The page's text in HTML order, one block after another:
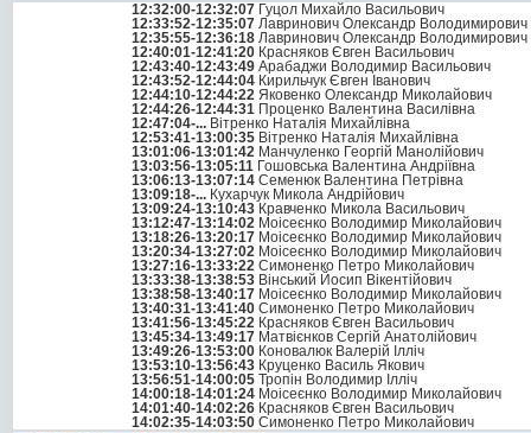
12:32:00-12:32:07 Гуцол Михайло Васильович
12:33:52-12:35:07 Лавринович Олександр Володимирович
12:35:55-12:36:18 Лавринович Олександр Володимирович
12:40:01-12:41:20 Красняков Євген Васильович
12:43:40-12:43:49 Арабаджи Володимир Васильович
12:43:52-12:44:04 Кирильчук Євген Іванович
12:44:10-12:44:22 Яковенко Олександр Миколайович
12:44:26-12:44:31 Проценко Валентина Василівна
12:47:04-... Вітренко Наталія Михайлівна
12:53:41-13:00:35 Вітренко Наталія Михайлівна
13:01:06-13:01:42 Манчуленко Георгій Манолійович
13:03:56-13:05:11 Гошовська Валентина Андріївна
13:06:13-13:07:14 Семенюк Валентина Петрівна
13:09:18-... Кухарчук Микола Андрійович
13:09:24-13:10:43 Кравченко Микола Васильович
13:12:47-13:14:02 Моісеєнко Володимир Миколайович
13:18:26-13:20:17 Моісеєнко Володимир Миколайович
13:20:34-13:27:02 Моісеєнко Володимир Миколайович
13:27:16-13:33:22 Симоненко Петро Миколайович
13:33:38-13:38:53 Вінський Йосип Вікентійович
13:38:58-13:40:17 Моісеєнко Володимир Миколайович
13:40:31-13:41:40 Симоненко Петро Миколайович
13:41:56-13:45:22 Красняков Євген Васильович
13:45:34-13:49:17 Матвієнков Сергій Анатолійович
13:49:26-13:53:00 Коновалюк Валерій Ілліч
13:53:10-13:56:43 Круценко Василь Якович
13:56:51-14:00:05 Тропін Володимир Ілліч
14:00:18-14:01:24 Моісеєнко Володимир Миколайович
14:01:40-14:02:26 Красняков Євген Васильович
14:02:35-14:03:50 Симоненко Петро Миколайович